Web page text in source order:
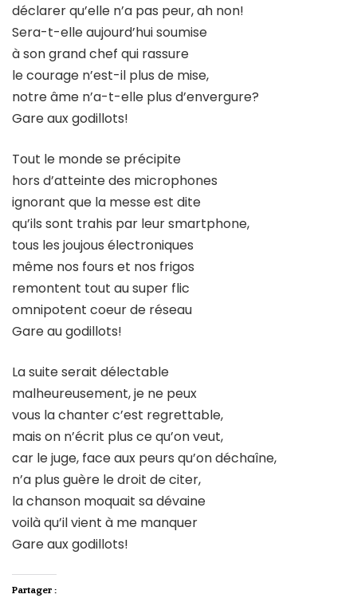
déclarer qu’elle n’a pas peur, ah non!
Sera-t-elle aujourd’hui soumise
à son grand chef qui rassure
le courage n’est-il plus de mise,
notre âme n’a-t-elle plus d’envergure?
Gare aux godillots!
Tout le monde se précipite
hors d’atteinte des microphones
ignorant que la messe est dite
qu’ils sont trahis par leur smartphone,
tous les joujous électroniques
même nos fours et nos frigos
remontent tout au super flic
omnipotent coeur de réseau
Gare au godillots!
La suite serait délectable
malheureusement, je ne peux
vous la chanter c’est regrettable,
mais on n’écrit plus ce qu’on veut,
car le juge, face aux peurs qu’on déchaîne,
n’a plus guère le droit de citer,
la chanson moquait sa dévaine
voilà qu’il vient à me manquer
Gare aux godillots!
Partager :